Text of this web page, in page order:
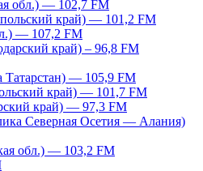
обл.) — 102,7 FM
край) — 101,2 FM
— 107,2 FM
край) – 96,8 FM
Татарстан) — 105,9 FM
край) — 101,7 FM
край) — 97,3 FM
Северная Осетия — Алания)
обл.) — 103,2 FM